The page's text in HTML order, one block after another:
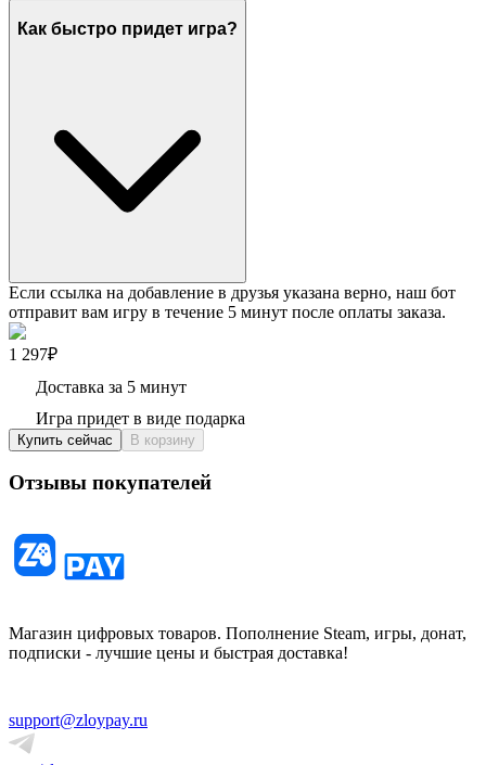
Как быстро придет игра?
Если ссылка на добавление в друзья указана верно, наш бот
отправит вам игру в течение 5 минут после оплаты заказа.
1 297₽
Доставка за 5 минут
Игра придет в виде подарка
Купить сейчас В корзину
Отзывы покупателей
Магазин цифровых товаров. Пополнение Steam, игры, донат,
подписки - лучшие цены и быстрая доставка!
support@zloypay.ru